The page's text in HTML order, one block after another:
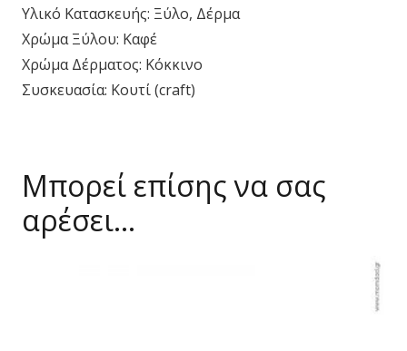
Υλικό Κατασκευής: Ξύλο, Δέρμα
Χρώμα Ξύλου: Καφέ
Χρώμα Δέρματος: Κόκκινο
Συσκευασία: Κουτί (craft)
Μπορεί επίσης να σας
αρέσει…